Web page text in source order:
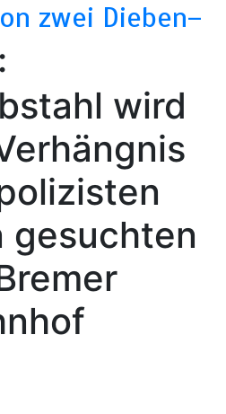
zwei Dieben–
wird
gesuchten